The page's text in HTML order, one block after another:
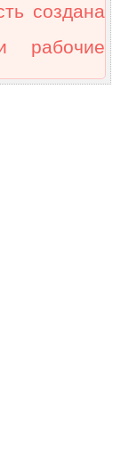
создана
рабочие